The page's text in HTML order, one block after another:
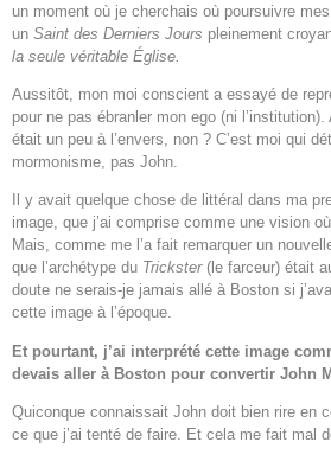
un moment où je cherchais où poursuivre
un Saint des Derniers Jours pleinement
la seule véritable Église.
Aussitôt, mon moi conscient a essayé de
pour ne pas ébranler mon ego (ni
était un peu à l’envers, non ? C’est moi qui
mormonisme, pas John.
Il y avait quelque chose de littéral dans ma
image, que j’ai comprise comme une vision
Mais, comme me l’a fait remarquer un
que l’archétype du Trickster(le farceur) était
doute ne serais-je jamais allé à Boston si
cette image à l’époque.
Et pourtant, j’ai interprété cette image
devais aller à Boston pour convertir John
Quiconque connaissait John doit bien rire en
ce que j’ai tenté de faire. Et cela me fait mal